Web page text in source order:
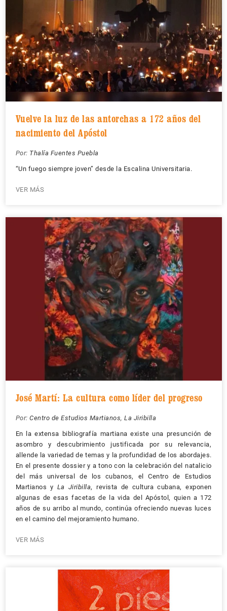
Vuelve la luz de las antorchas a 172 años del
nacimiento del Apóstol
Por: Thalía Fuentes Puebla
“Un fuego siempre joven” desde la Escalina Universitaria.
VER MÁS
José Martí: La cultura como líder del progreso
Por: Centro de Estudios Martianos, La Jiribilla
En la extensa bibliografía martiana existe una presunción de
asombro y descubrimiento justificada por su relevancia,
allende la variedad de temas y la profundidad de los abordajes.
En el presente dossier y a tono con la celebración del natalicio
del más universal de los cubanos, el Centro de Estudios
Martianos y La Jiribilla, revista de cultura cubana, exponen
algunas de esas facetas de la vida del Apóstol, quien a 172
años de su arribo al mundo, continúa ofreciendo nuevas luces
en el camino del mejoramiento humano.
VER MÁS